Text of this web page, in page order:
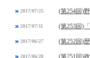
2017/07/25 (第254回)
2017/07/11 (第253回)
2017/06/27 (第252回)
2017/06/20 (第251回)